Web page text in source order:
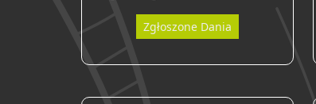
Zgłoszone Dania